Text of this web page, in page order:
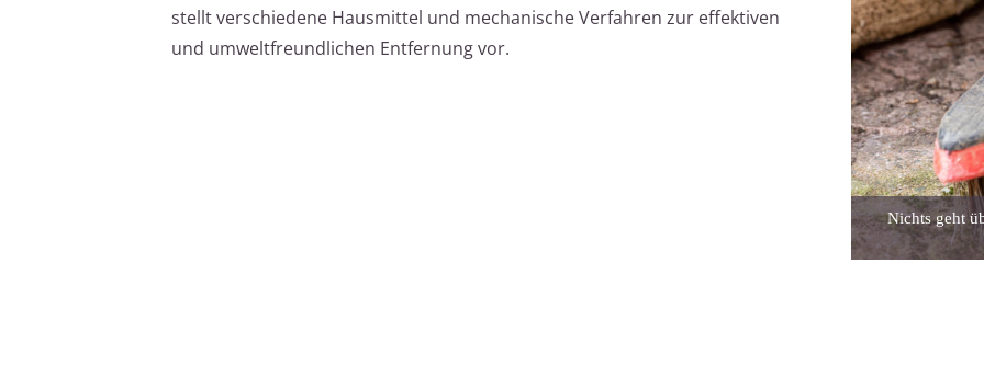
stellt verschiedene Hausmittel und mechanische Verfahren zur effektiven
und umweltfreundlichen Entfernung vor.
Nichts geht